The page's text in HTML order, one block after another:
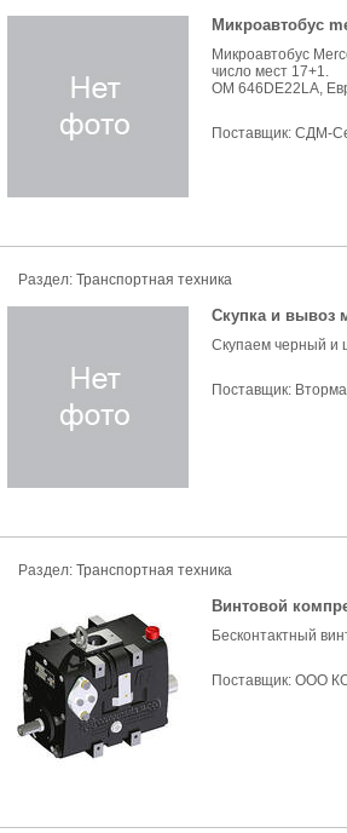
Микроавтобус
Микроавтобус
число мест 17+1.
OM 646DE22LA,
Поставщик: СДМ-
Раздел: Транспортная техника
Скупка и вывоз
Скупаем черный и
Поставщик:
Раздел: Транспортная техника
Винтовой
Бесконтактный
Поставщик: ООО